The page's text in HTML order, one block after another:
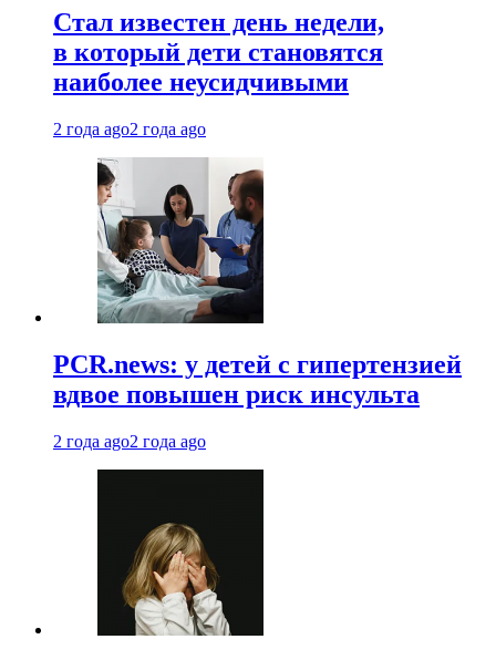
Стал известен день недели,
в который дети становятся
наиболее неусидчивыми
2 года ago2 года ago
PCR.news: у детей с гипертензией
вдвое повышен риск инсульта
2 года ago2 года ago